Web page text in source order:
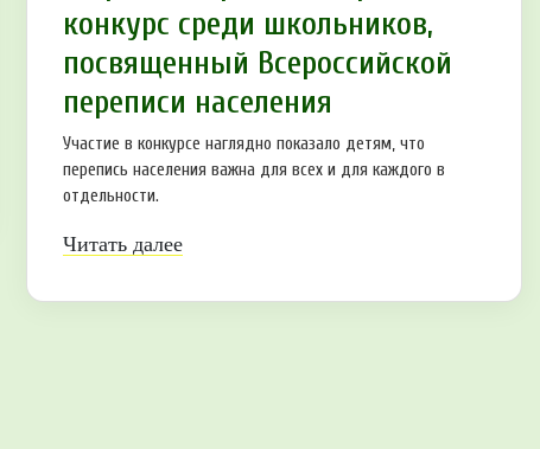
конкурс среди школьников,
посвященный Всероссийской
переписи населения
Участие в конкурсе наглядно показало детям, что
перепись населения важна для всех и для каждого в
отдельности.
Читать далее